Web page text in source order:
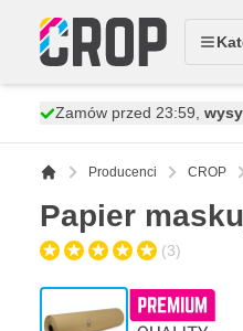
Zamów przed 23:59,
Producenci CROP
Papier
(3)
View larger image